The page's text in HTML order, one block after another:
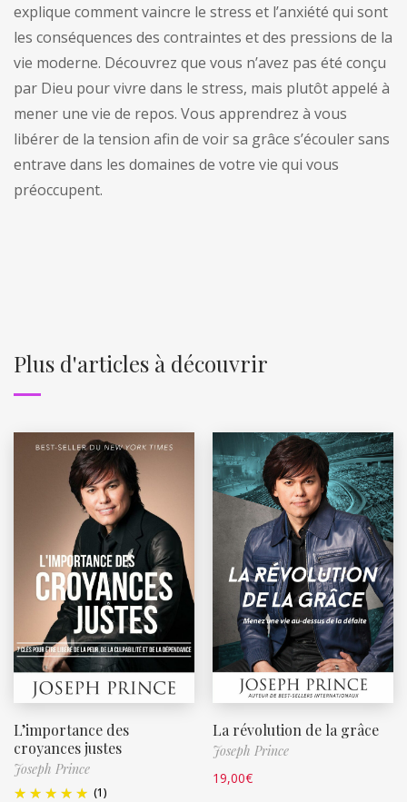
explique comment vaincre le stress et l’anxiété qui sont
les conséquences des contraintes et des pressions de la
vie moderne. Découvrez que vous n’avez pas été conçu
par Dieu pour vivre dans le stress, mais plutôt appelé à
mener une vie de repos. Vous apprendrez à vous
libérer de la tension afin de voir sa grâce s’écouler sans
entrave dans les domaines de votre vie qui vous
préoccupent.
Plus d'articles à découvrir
L’importance des
croyances justes
Joseph Prince
(1)
La révolution de la grâce
Joseph Prince
19,00€